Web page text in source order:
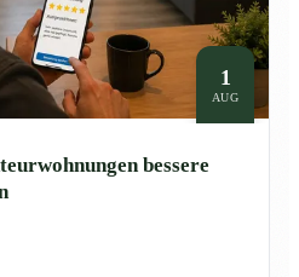
1
AUG
bessere